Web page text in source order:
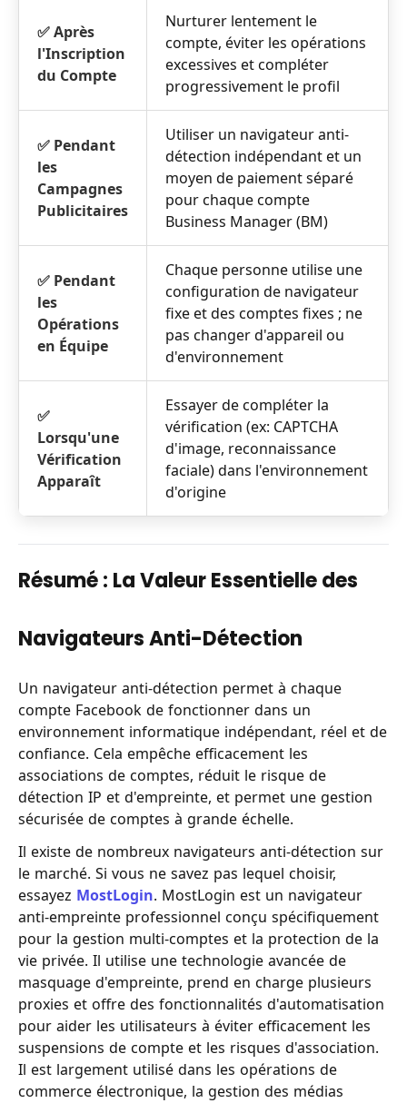
✅ Après
l'Inscription
du Compte
Nurturer lentement le
compte, éviter les opérations
excessives et compléter
progressivement le profil
✅ Pendant
les
Campagnes
Publicitaires
Utiliser un navigateur anti-
détection indépendant et un
moyen de paiement séparé
pour chaque compte
Business Manager (BM)
✅ Pendant
les
Opérations
en Équipe
Chaque personne utilise une
configuration de navigateur
fixe et des comptes fixes ; ne
pas changer d'appareil ou
d'environnement
✅
Lorsqu'une
Vérification
Apparaît
Essayer de compléter la
vérification (ex: CAPTCHA
d'image, reconnaissance
faciale) dans l'environnement
d'origine
Résumé : La Valeur Essentielle des
Navigateurs Anti-Détection
Un navigateur anti-détection permet à chaque
compte Facebook de fonctionner dans un
environnement informatique indépendant, réel et de
confiance. Cela empêche efficacement les
associations de comptes, réduit le risque de
détection IP et d'empreinte, et permet une gestion
sécurisée de comptes à grande échelle.
Il existe de nombreux navigateurs anti-détection sur
le marché. Si vous ne savez pas lequel choisir,
essayez MostLogin. MostLogin est un navigateur
anti-empreinte professionnel conçu spécifiquement
pour la gestion multi-comptes et la protection de la
vie privée. Il utilise une technologie avancée de
masquage d'empreinte, prend en charge plusieurs
proxies et offre des fonctionnalités d'automatisation
pour aider les utilisateurs à éviter efficacement les
suspensions de compte et les risques d'association.
Il est largement utilisé dans les opérations de
commerce électronique, la gestion des médias